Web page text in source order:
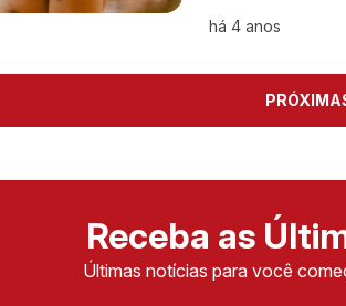
há 4 anos
Receba as
Últimas notícias para você